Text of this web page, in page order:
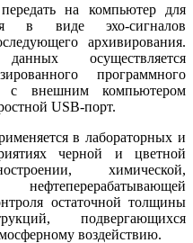
на компьютер для
в виде эхо-сигналов
архивирования.
осуществляется
программного
с внешним компьютером
USB-порт.
в лабораторных и
черной и цветной
химической,
остаточной толщины
подвергающихся
воздействию.